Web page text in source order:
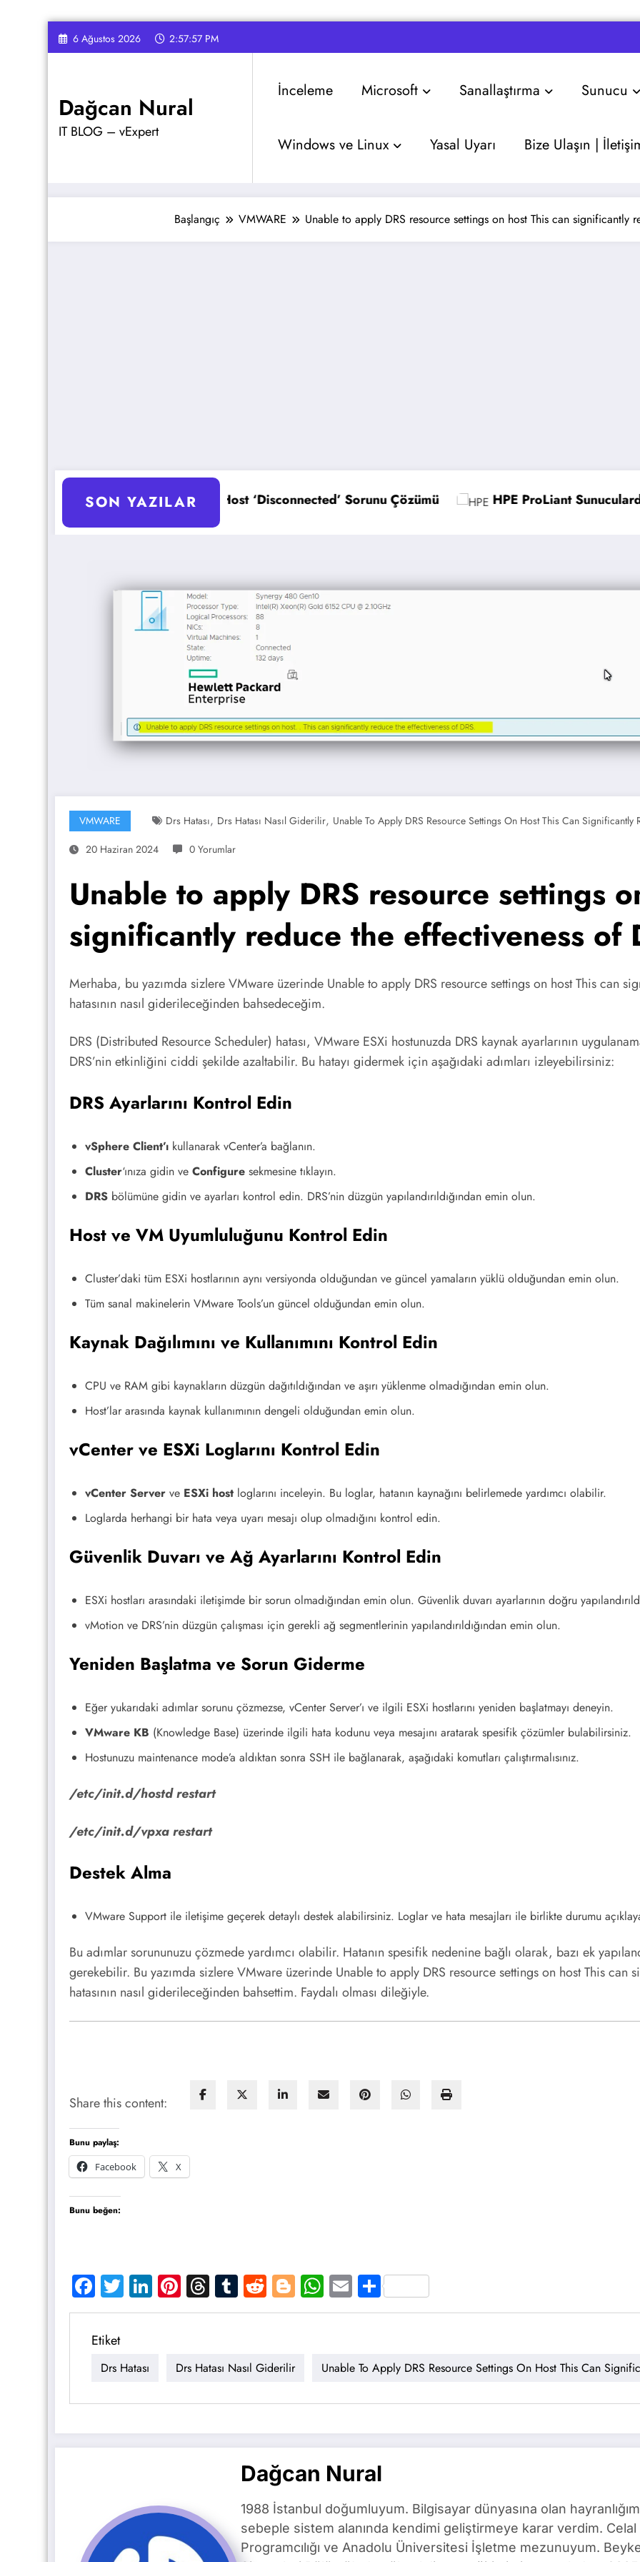
İçeriğe
atla
6 Ağustos 2026 2:57:58 PM
Dağcan Nural
IT BLOG – vExpert
İnceleme Microsoft Sanallaştırma Sunucu
Windows ve Linux Yasal Uyarı Bize Ulaşın |
Başlangıç VMWARE Unable to apply DRS resource settings on host This can significantly
SON YAZILAR
ESXi Host ‘Disconnected’ Sorunu Çözümü HPE ProLiant Sunucularda UEFI Ayarlarını Optimize
VMWARE Drs Hatası, Drs Hatası Nasıl Giderilir, Unable To Apply DRS Resource Settings On Host This Can Significantly
20 Haziran 2024
0 Yorumlar
Unable to apply DRS resource settings
significantly reduce the effectiveness of
Merhaba, bu yazımda sizlere VMware üzerinde Unable to apply DRS resource settings on host This can
hatasının nasıl giderileceğinden bahsedeceğim.
DRS (Distributed Resource Scheduler) hatası, VMware ESXi hostunuzda DRS kaynak ayarlarının
DRS’nin etkinliğini ciddi şekilde azaltabilir. Bu hatayı gidermek için aşağıdaki adımları izleyebilirsiniz:
DRS Ayarlarını Kontrol Edin
vSphere Client’ı kullanarak vCenter’a bağlanın.
Cluster‘ınıza gidin ve Configure sekmesine tıklayın.
DRS bölümüne gidin ve ayarları kontrol edin. DRS’nin düzgün yapılandırıldığından emin olun.
Host ve VM Uyumluluğunu Kontrol Edin
Cluster’daki tüm ESXi hostlarının aynı versiyonda olduğundan ve güncel yamaların yüklü olduğundan emin olun.
Tüm sanal makinelerin VMware Tools’un güncel olduğundan emin olun.
Kaynak Dağılımını ve Kullanımını Kontrol Edin
CPU ve RAM gibi kaynakların düzgün dağıtıldığından ve aşırı yüklenme olmadığından emin olun.
Host’lar arasında kaynak kullanımının dengeli olduğundan emin olun.
vCenter ve ESXi Loglarını Kontrol Edin
vCenter Server ve ESXi host loglarını inceleyin. Bu loglar, hatanın kaynağını belirlemede yardımcı olabilir.
Loglarda herhangi bir hata veya uyarı mesajı olup olmadığını kontrol edin.
Güvenlik Duvarı ve Ağ Ayarlarını Kontrol Edin
ESXi hostları arasındaki iletişimde bir sorun olmadığından emin olun. Güvenlik duvarı ayarlarının doğru
vMotion ve DRS’nin düzgün çalışması için gerekli ağ segmentlerinin yapılandırıldığından emin olun.
Yeniden Başlatma ve Sorun Giderme
Eğer yukarıdaki adımlar sorunu çözmezse, vCenter Server’ı ve ilgili ESXi hostlarını yeniden başlatmayı deneyin.
VMware KB (Knowledge Base) üzerinde ilgili hata kodunu veya mesajını aratarak spesifik çözümler bulabilirsiniz.
Hostunuzu maintenance mode’a aldıktan sonra SSH ile bağlanarak, aşağıdaki komutları çalıştırmalısınız.
/etc/init.d/hostd restart
/etc/init.d/vpxa restart
Destek Alma
VMware Support ile iletişime geçerek detaylı destek alabilirsiniz. Loglar ve hata mesajları ile birlikte durumu
Bu adımlar sorununuzu çözmede yardımcı olabilir. Hatanın spesifik nedenine bağlı olarak, bazı ek
gerekebilir. Bu yazımda sizlere VMware üzerinde Unable to apply DRS resource settings on host This can
hatasının nasıl giderileceğinden bahsettim. Faydalı olması dileğiyle.
Share this content:
Bunu paylaş:
Facebook
X
Bunu beğen:
Facebook
TwitterLinkedIn
Pinterest
Threads
Tumblr
RedditBlogger
WhatsApp
EmailShare
Etiket
Drs Hatası Drs Hatası Nasıl Giderilir Unable To Apply DRS Resource Settings On Host This Can
Dağcan Nural
1988 İstanbul doğumluyum. Bilgisayar dünyasına olan
sebeple sistem alanında kendimi geliştirmeye karar verdim.
Programcılığı ve Anadolu Üniversitesi İşletme mezunuyum.